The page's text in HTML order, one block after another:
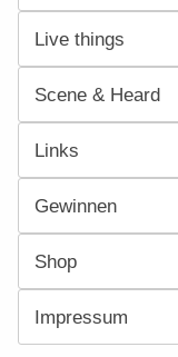
Live things
Scene & Heard
Links
Gewinnen
Shop
Impressum